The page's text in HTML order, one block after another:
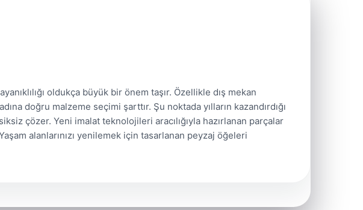
oldukça büyük bir önem taşır. Özellikle dış mekan
doğru malzeme seçimi şarttır. Şu noktada yılların kazandırdığı
çözer. Yeni imalat teknolojileri aracılığıyla hazırlanan parçalar
alanlarınızı yenilemek için tasarlanan peyzaj öğeleri